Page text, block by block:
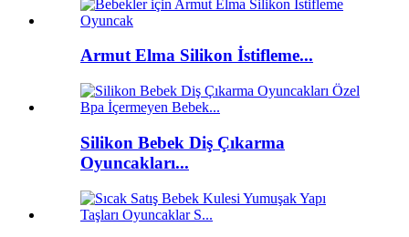
Armut Elma Silikon İstifleme...
Silikon Bebek Diş Çıkarma
Oyuncakları...